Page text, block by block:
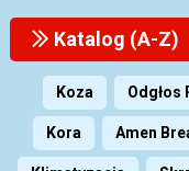
Katalog (A-Z)
Koza Odgłos
Kora Amen